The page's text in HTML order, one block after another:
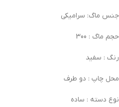
جنس ماگ: سرامیکی
حجم ماگ : 300
رنگ : سفید
محل چاپ : دو طرف
نوع دسته : ساده